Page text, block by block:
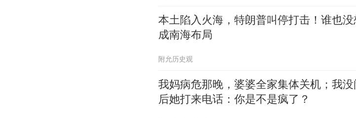
本土陷入火海，特朗普叫停打击！谁也
成南海布局
附允历史观
我妈病危那晚，婆婆全家集体关机；我
后她打来电话：你是不是疯了？